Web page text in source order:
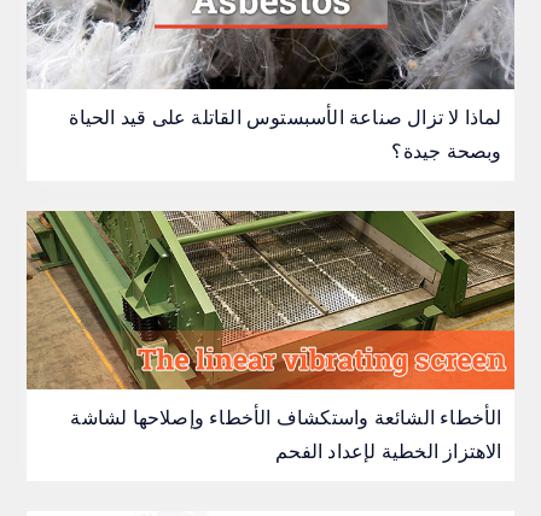
لماذا لا تزال صناعة الأسبستوس القاتلة على قيد الحياة
وبصحة جيدة؟
الأخطاء الشائعة واستكشاف الأخطاء وإصلاحها لشاشة
الاهتزاز الخطية لإعداد الفحم